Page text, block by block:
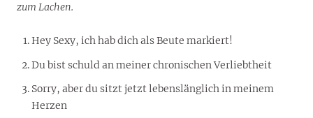
zum Lachen.
Hey Sexy, ich hab dich als Beute markiert!
Du bist schuld an meiner chronischen Verliebtheit
Sorry, aber du sitzt jetzt lebenslänglich in meinem
Herzen